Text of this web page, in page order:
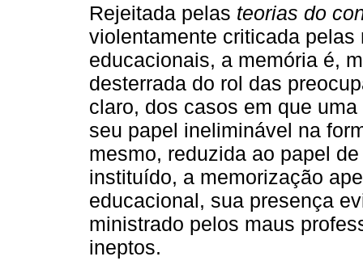
Rejeitada pelas teorias do
violentamente criticada
educacionais, a memória é,
desterrada do rol das
claro, dos casos em que
seu papel ineliminável na
mesmo, reduzida ao papel
instituído, a memorização
educacional, sua presença
ministrado pelos maus
ineptos.